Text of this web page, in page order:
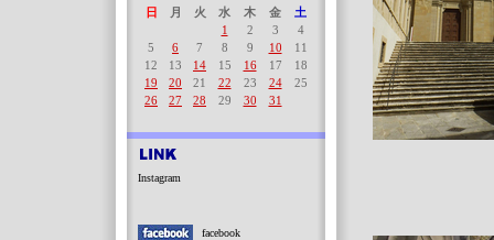
日
月 火 水 木 金
土
1
2 3
4
5
6 7 8 9 10
11
12
13 14 15 16 17
18
19
20 21 22 23 24
25
26
27 28 29 30 31
Instagram
facebook